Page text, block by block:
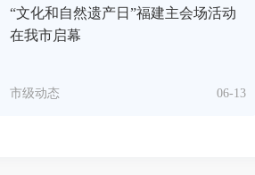
“文化和自然遗产日”福建主会场活动
在我市启幕
06-13
市级动态